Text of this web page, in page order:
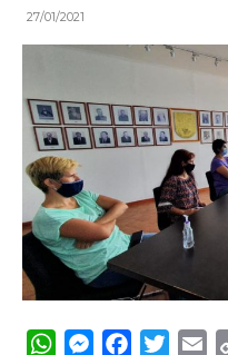
27/01/2021
WhatsApp
Messenger
Facebook